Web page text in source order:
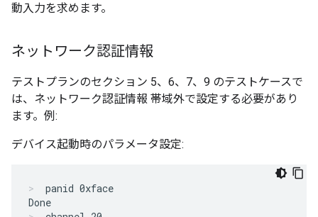
動入力を求めます。
ネットワーク認証情報
テストプランのセクション 5、6、7、9 のテストケースで
は、ネットワーク認証情報 帯域外で設定する必要があり
ます。例:
デバイス起動時のパラメータ設定:
panid 0xface
Done